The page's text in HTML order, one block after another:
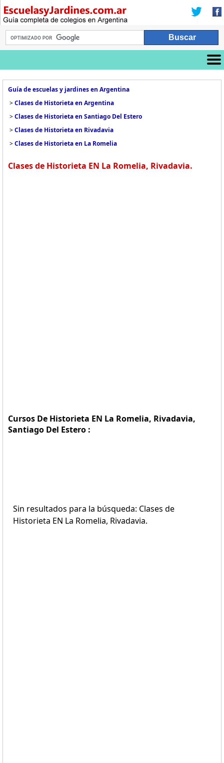
Guía de escuelas y jardines en Argentina
>Clases de Historieta en Argentina
>Clases de Historieta en Santiago Del Estero
>Clases de Historieta en Rivadavia
>Clases de Historieta en La Romelia
Clases de Historieta EN La Romelia, Rivadavia.
Cursos De Historieta EN La Romelia, Rivadavia,
Santiago Del Estero :
Sin resultados para la búsqueda: Clases de
Historieta EN La Romelia, Rivadavia.